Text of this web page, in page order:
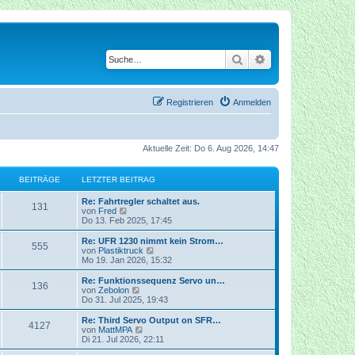
Suche Erweiterte Suche
Anmelden
Registrieren
Aktuelle Zeit: Do 6. Aug 2026, 14:47
BEITRÄGE LETZTER BEITRAG
131
Re: Fahrtregler schaltet aus.
von Fred
e
u
e
s
t
B
e
i
r
a
g
Do 13. Feb 2025, 17:45
555
Re: UFR 1230 nimmt kein Strom…
von Plastiktruck
e
u
e
s
t
r
B
e
i
Mo 19. Jan 2026, 15:32
136
Re: Funktionssequenz Servo un…
von Zebolon
e
u
e
s
t
Do 31. Jul 2025, 19:43
4127
Re: Third Servo Output on SFR…
von MattMPA
e
u
Di 21. Jul 2026, 22:11